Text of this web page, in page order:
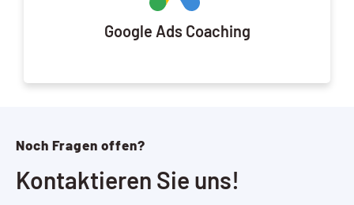
Google Ads Coaching
Noch Fragen offen?
Kontaktieren Sie uns!